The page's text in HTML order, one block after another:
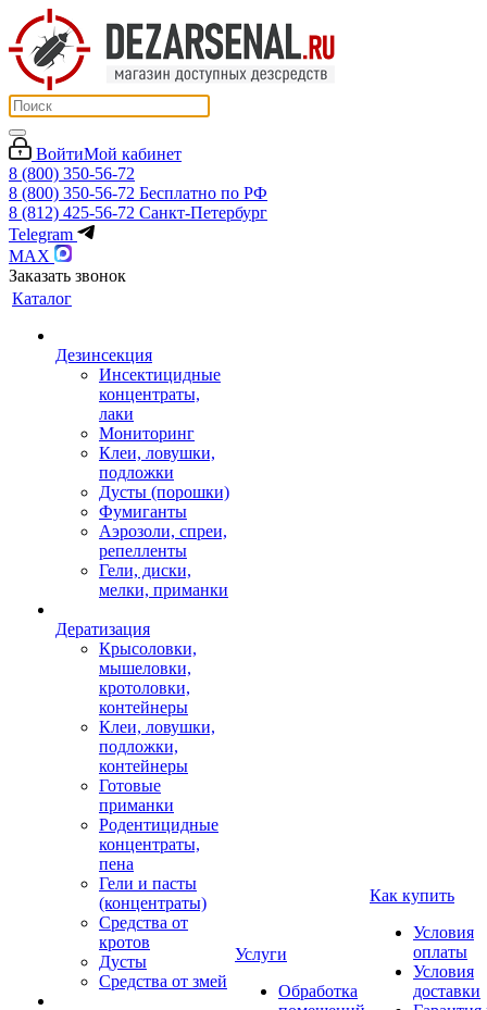
ВойтиМой кабинет
8 (800) 350-56-72
8 (800) 350-56-72 Бесплатно по РФ
8 (812) 425-56-72 Санкт-Петербург
Telegram
MAX
Заказать звонок
Каталог
Дезинсекция
Инсектицидные
концентраты,
лаки
Мониторинг
Клеи, ловушки,
подложки
Дусты (порошки)
Фумиганты
Аэрозоли, спреи,
репелленты
Гели, диски,
мелки, приманки
Дератизация
Крысоловки,
мышеловки,
кротоловки,
контейнеры
Клеи, ловушки,
подложки,
контейнеры
Готовые
приманки
Родентицидные
концентраты,
пена
Гели и пасты
(концентраты)
Средства от
кротов
Дусты
Средства от змей
Услуги
Обработка
Как купить
Условия
оплаты
Условия
доставки